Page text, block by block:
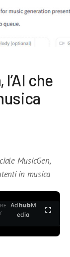
che
MusicGen,
in musica
AdhubM
edia